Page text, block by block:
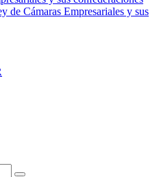
de Cámaras Empresariales y sus